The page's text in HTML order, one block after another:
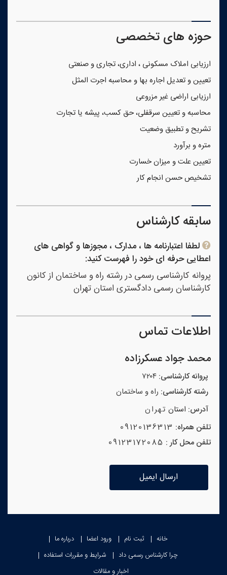
حوزه های تخصصی
ارزیابی املاک مسکونی ، اداری، تجاری و صنعتی
تعیین و تعدیل اجاره بها و محاسبه اجرت المثل
ارزیابی اراضی غیر مزروعی
محاسبه و تعیین سرقفلی، حق کسب، پیشه یا تجارت
تشریح و تطبیق وضعیت
متره و برآورد
تعیین علت و میزان خسارت
تشخیص حسن انجام کار
سابقه کارشناس
لطفا اعتبارنامه ها ، مدارک ، مجوزها و گواهی های
اعطایی حرفه ای خود را فهرست کنید:
پروانه کارشناسی رسمی در رشته راه و ساختمان از کانون
کارشناسان رسمی دادگستری استان تهران
اطلاعات تماس
محمد جواد عسکرزاده
پروانه کارشناسی:۷۲۰۴
رشته کارشناسی: راه و ساختمان
آدرس: استان تهران
تلفن همراه: 09120136313
تلفن محل کار : 09123172085
ارسال ایمیل
خانه ثبت نام ورود اعضا
درباره ما
چرا کارشناس رسمی داد
شرایط و مقررات استفاده
اخبار و مقالات